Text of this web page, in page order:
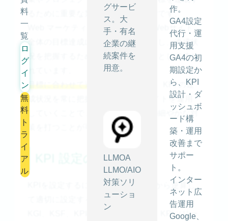
料
一
覧
ロ
グ
イ
ン
無
料
ト
ラ
イ
ア
ル
グサービ
ス。大
手・有名
企業の継
続案件を
用意。
LLMOA
LLMO/AIO
対策ソリ
ューショ
ン
作。
GA4設定
代行・運
用支援
GA4の初
期設定か
ら、KPI
設計・ダ
ッシュボ
ード構
築・運用
改善まで
サポー
ト。
インター
ネット広
告運用
Google、
るために重要な業績を評価する指標です。
Web マーケティングの分野では、Webサイト
全体の目標達成に必要な施策を評価し、達成状
況を把握するための指標を指す言葉として使わ
目標に合わせて適切なKPIを設定
し、KPI の達
成状況を常に把握しながらWeb サイトを運用
していくことで、目標達成のための細やかな対
策を打つことが可能になります。
KPI 設定のプロセス
KPIを設定するには、最終的な目的から逆算し
て適切に設定することが大切です。
KGI、KSF、KPIの構造を理解して、KPIツリー